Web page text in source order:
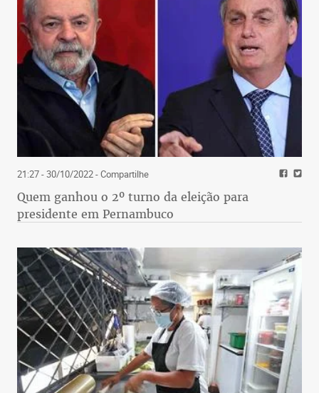
21:27 - 30/10/2022- Compartilhe
Quem ganhou o 2º turno da eleição para
presidente em Pernambuco